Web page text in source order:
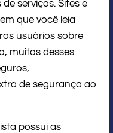
serviços. Sites e
que você leia
usuários sobre
muitos desses
de segurança ao
possui as